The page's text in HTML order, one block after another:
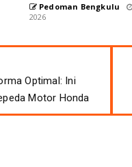
Pedoman Bengkulu
2026
Optimal: Ini
Motor Honda